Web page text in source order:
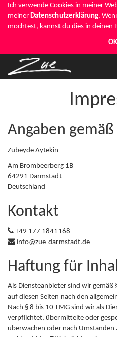
Ich verwende Cookies in meiner
meiner Datenschutzerklärung.
möchtest, kannst du dies in deinen
OK
Angaben gemäß
Zübeyde Aytekin
Am Brombeerberg 1B
64291 Darmstadt
Deutschland
Kontakt
+49 177 1841168
info@zue-darmstadt.de
Haftung für
Als Diensteanbieter sind wir gemäß
auf diesen Seiten nach den
Nach § 8 bis 10 TMG sind wir als
verpflichtet, übermittelte oder
überwachen oder nach Umständen